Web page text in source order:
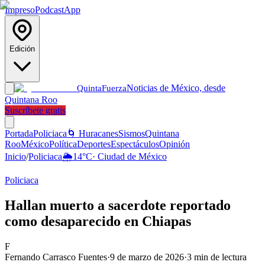
ImpresoPodcastApp
Edición
QuintaFuerzaNoticias de México, desde
Quintana Roo
Suscríbete gratis
PortadaPoliciaca 🌀 HuracanesSismosQuintana
RooMéxicoPolíticaDeportesEspectáculosOpinión
Inicio/Policiaca🌦️14°C· Ciudad de México
Policiaca
Hallan muerto a sacerdote reportado
como desaparecido en Chiapas
F
Fernando Carrasco Fuentes·9 de marzo de 2026·3 min de lectura